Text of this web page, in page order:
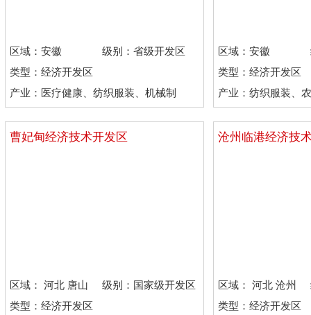
区域：安徽
级别：省级开发区
类型：经济开发区
产业：医疗健康、纺织服装、机械制
造、石油化工
区域：安徽
类型：经济开发区
产业：纺织服装、
造、石油化工
曹妃甸经济技术开发区
区域： 河北 唐山
市
级别：国家级开发区
类型：经济开发区
沧州临港经济技
区域： 河北 沧州
市
类型：经济开发区